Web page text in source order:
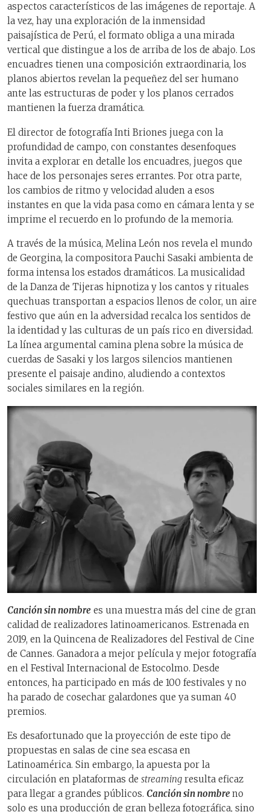
aspectos característicos de las imágenes de reportaje. A
la vez, hay una exploración de la inmensidad
paisajística de Perú, el formato obliga a una mirada
vertical que distingue a los de arriba de los de abajo. Los
encuadres tienen una composición extraordinaria, los
planos abiertos revelan la pequeñez del ser humano
ante las estructuras de poder y los planos cerrados
mantienen la fuerza dramática.
El director de fotografía Inti Briones juega con la
profundidad de campo, con constantes desenfoques
invita a explorar en detalle los encuadres, juegos que
hace de los personajes seres errantes. Por otra parte,
los cambios de ritmo y velocidad aluden a esos
instantes en que la vida pasa como en cámara lenta y se
imprime el recuerdo en lo profundo de la memoria.
A través de la música, Melina León nos revela el mundo
de Georgina, la compositora Pauchi Sasaki ambienta de
forma intensa los estados dramáticos. La musicalidad
de la Danza de Tijeras hipnotiza y los cantos y rituales
quechuas transportan a espacios llenos de color, un aire
festivo que aún en la adversidad recalca los sentidos de
la identidad y las culturas de un país rico en diversidad.
La línea argumental camina plena sobre la música de
cuerdas de Sasaki y los largos silencios mantienen
presente el paisaje andino, aludiendo a contextos
sociales similares en la región.
Canción sin nombre es una muestra más del cine de gran
calidad de realizadores latinoamericanos. Estrenada en
2019, en la Quincena de Realizadores del Festival de Cine
de Cannes. Ganadora a mejor película y mejor fotografía
en el Festival Internacional de Estocolmo. Desde
entonces, ha participado en más de 100 festivales y no
ha parado de cosechar galardones que ya suman 40
premios.
Es desafortunado que la proyección de este tipo de
propuestas en salas de cine sea escasa en
Latinoamérica. Sin embargo, la apuesta por la
circulación en plataformas de streaming resulta eficaz
para llegar a grandes públicos. Canción sin nombreno
solo es una producción de gran belleza fotográfica, sino